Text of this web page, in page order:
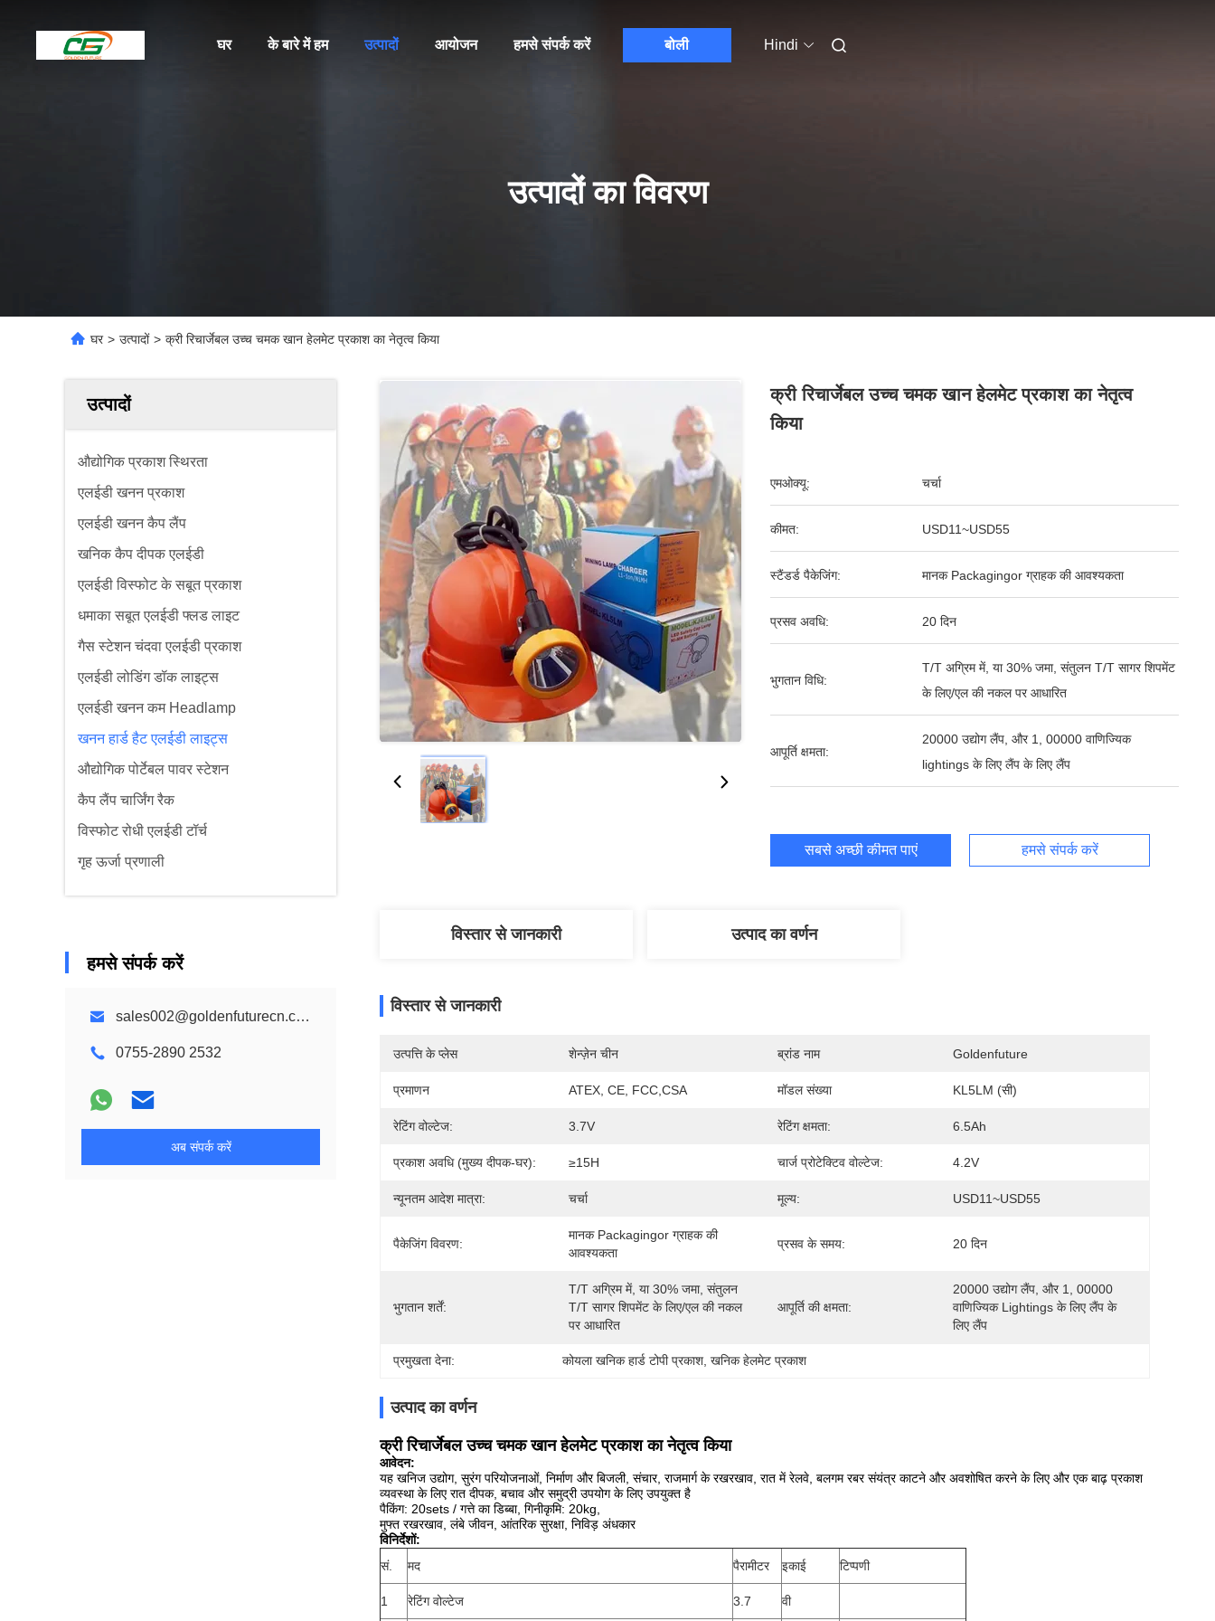
घर के बारे में हम उत्पादों आयोजन हमसे संपर्क करें बोली Hindi
उत्पादों का विवरण
घर > उत्पादों > क्री रिचार्जेबल उच्च चमक खान हेलमेट प्रकाश का नेतृत्व किया
उत्पादों
औद्योगिक प्रकाश स्थिरता
एलईडी खनन प्रकाश
एलईडी खनन कैप लैंप
खनिक कैप दीपक एलईडी
एलईडी विस्फोट के सबूत प्रकाश
धमाका सबूत एलईडी फ्लड लाइट
गैस स्टेशन चंदवा एलईडी प्रकाश
एलईडी लोडिंग डॉक लाइट्स
एलईडी खनन कम Headlamp
खनन हार्ड हैट एलईडी लाइट्स
औद्योगिक पोर्टेबल पावर स्टेशन
कैप लैंप चार्जिंग रैक
विस्फोट रोधी एलईडी टॉर्च
गृह ऊर्जा प्रणाली
हमसे संपर्क करें
sales002@goldenfuturecn.com
0755-2890 2532
अब संपर्क करें
क्री रिचार्जेबल उच्च चमक खान हेलमेट प्रकाश का नेतृत्व
किया
एमओक्यू: चर्चा
कीमत: USD11~USD55
स्टैंडर्ड पैकेजिंग: मानक Packagingor ग्राहक की आवश्यकता
प्रसव अवधि: 20 दिन
भुगतान विधि:
T/T अग्रिम में, या 30% जमा, संतुलन T/T सागर शिपमेंट
के लिए/एल की नकल पर आधारित
आपूर्ति क्षमता:
20000 उद्योग लैंप, और 1, 00000 वाणिज्यिक
lightings के लिए लैंप के लिए लैंप
सबसे अच्छी कीमत पाएं हमसे संपर्क करें
विस्तार से जानकारी उत्पाद का वर्णन
विस्तार से जानकारी
उत्पत्ति के प्लेस शेन्ज़ेन चीन ब्रांड नाम Goldenfuture
प्रमाणन ATEX, CE, FCC,CSA मॉडल संख्या KL5LM (सी)
रेटिंग वोल्टेज: 3.7V रेटिंग क्षमता: 6.5Ah
प्रकाश अवधि (मुख्य दीपक-घर): ≥15H चार्ज प्रोटेक्टिव वोल्टेज: 4.2V
न्यूनतम आदेश मात्रा: चर्चा मूल्य: USD11~USD55
पैकेजिंग विवरण:
मानक Packagingor ग्राहक की
आवश्यकता
प्रसव के समय: 20 दिन
भुगतान शर्तें:
T/T अग्रिम में, या 30% जमा, संतुलन
T/T सागर शिपमेंट के लिए/एल की नकल
पर आधारित
आपूर्ति की क्षमता:
20000 उद्योग लैंप, और 1, 00000
वाणिज्यिक Lightings के लिए लैंप के
लिए लैंप
प्रमुखता देना: कोयला खनिक हार्ड टोपी प्रकाश , खनिक हेलमेट प्रकाश
उत्पाद का वर्णन
क्री रिचार्जेबल उच्च चमक खान हेलमेट प्रकाश का नेतृत्व किया
आवेदन:
यह खनिज उद्योग, सुरंग परियोजनाओं, निर्माण और बिजली, संचार, राजमार्ग के रखरखाव, रात में रेलवे, बलगम रबर संयंत्र काटने और अवशोषित करने के लिए और एक बाढ़ प्रकाश
व्यवस्था के लिए रात दीपक, बचाव और समुद्री उपयोग के लिए उपयुक्त है
पैकिंग: 20sets / गत्ते का डिब्बा, गिनीकृमि: 20kg,
मुफ्त रखरखाव, लंबे जीवन, आंतरिक सुरक्षा, निविड़ अंधकार
विनिर्देशों:
सं.
मद पैरामीटर इकाई टिप्पणी
1 रेटिंग वोल्टेज 3.7 वी